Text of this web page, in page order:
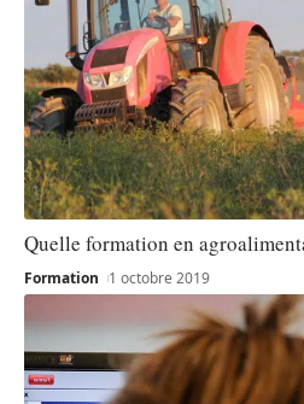
Quelle formation en
Formation 1 octobre 2019